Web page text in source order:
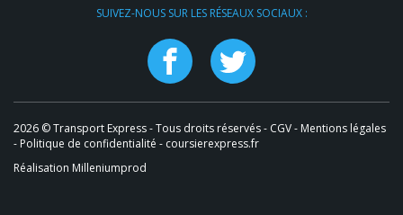
SUIVEZ-NOUS SUR LES RÉSEAUX SOCIAUX :
2026 © Transport Express - Tous droits réservés - CGV- Mentions légales
- Politique de confidentialité - coursierexpress.fr
Réalisation Milleniumprod